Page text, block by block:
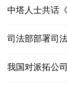
中塔人士共话
司法部部署司
我国对派拓公